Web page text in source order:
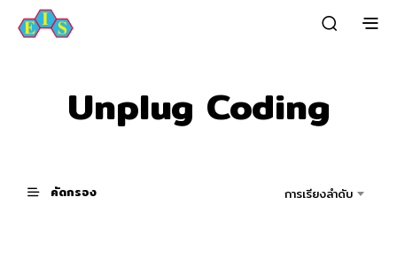
Unplug Coding
คัดกรอง การเรียงลำดับ